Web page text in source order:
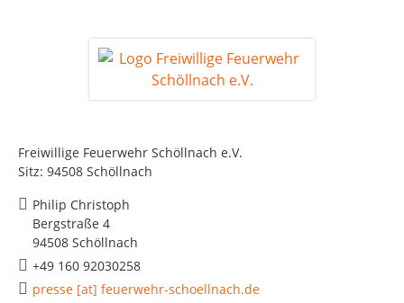
Freiwillige Feuerwehr Schöllnach e.V.
Sitz: 94508 Schöllnach
Philip Christoph
Bergstraße 4
94508 Schöllnach
+49 160 92030258
presse [at] feuerwehr-schoellnach.de